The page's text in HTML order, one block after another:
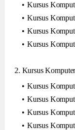
Kursus
Kursus
Kursus
Kursus
2. Kursus
Kursus
Kursus
Kursus
Kursus